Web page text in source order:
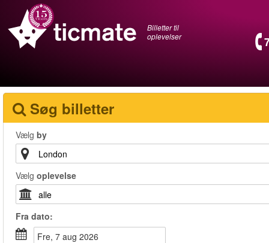
Billetter til
oplevelser
Søg billetter
Vælg by
Vælg oplevelse
Fra dato:
fre, 7 aug 2026